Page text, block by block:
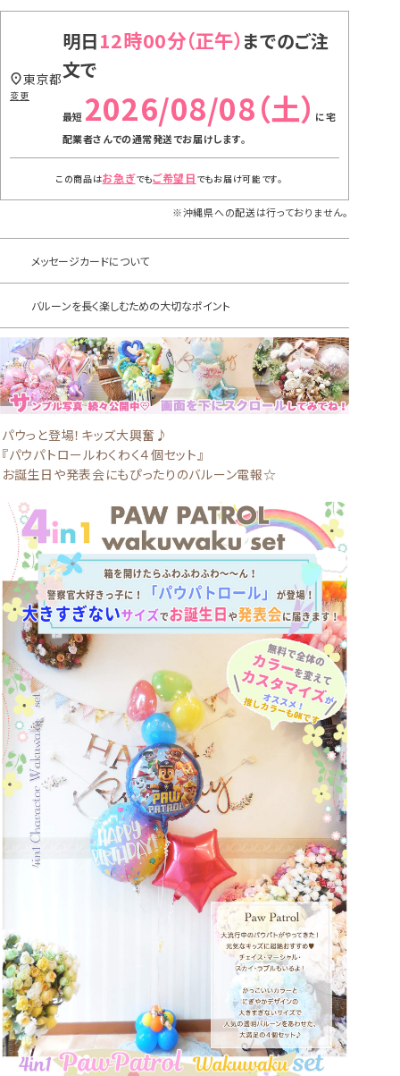
明日12時00分
までのご注
文で
2026/08/08（土） に宅
配業者さんでの通常発送でお届けします。
東京都
変更
この商品はお急ぎでもご希望日 でもお届け可能です。
※沖縄県への配送は行っておりません。
メッセージカードについて
バルーンを長く楽しむための大切なポイント
パウっと登場！キッズ大興奮♪
『パウパトロールわくわく４個セット』
お誕生日や発表会にもぴったりのバルーン電報☆